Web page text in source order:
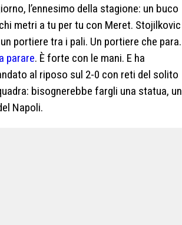
l’ennesimo della stagione: un buco
metri a tu per tu con Meret. Stojilkovic
portiere tra i pali. Un portiere che para.
parare. È forte con le mani. E ha
al riposo sul 2-0 con reti del solito
bisognerebbe fargli una statua, un
Napoli.